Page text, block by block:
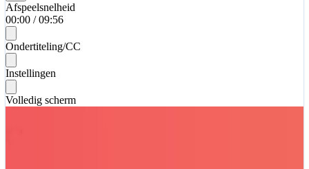
Afspeelsnelheid
00:00 / 09:56
Ondertiteling/CC
Instellingen
Volledig scherm